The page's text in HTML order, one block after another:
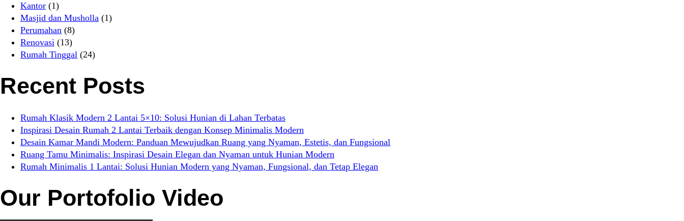
Kantor (1)
Masjid dan Musholla (1)
Perumahan (8)
Renovasi (13)
Rumah Tinggal (24)
Recent Posts
Rumah Klasik Modern 2 Lantai 5×10: Solusi Hunian di Lahan Terbatas
Inspirasi Desain Rumah 2 Lantai Terbaik dengan Konsep Minimalis Modern
Desain Kamar Mandi Modern: Panduan Mewujudkan Ruang yang Nyaman, Estetis, dan Fungsional
Ruang Tamu Minimalis: Inspirasi Desain Elegan dan Nyaman untuk Hunian Modern
Rumah Minimalis 1 Lantai: Solusi Hunian Modern yang Nyaman, Fungsional, dan Tetap Elegan
Our Portofolio Video